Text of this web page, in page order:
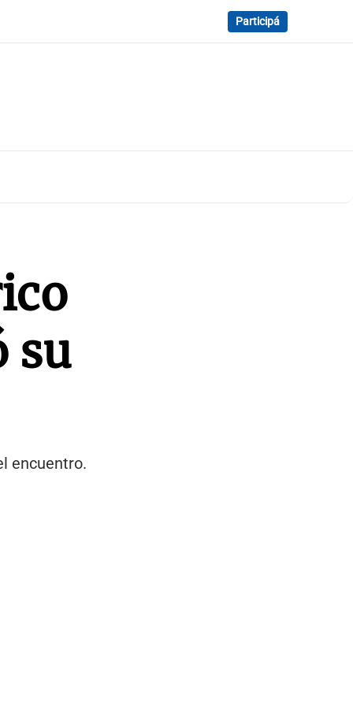
Participá
su
encuentro.